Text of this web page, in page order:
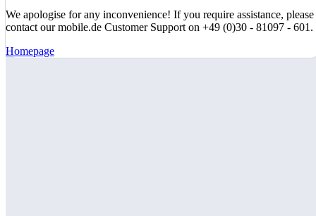
We apologise for any inconvenience! If you require assistance, please
contact our mobile.de Customer Support on +49 (0)30 - 81097 - 601.
Homepage